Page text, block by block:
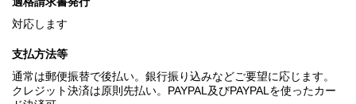
対応します
支払方法等
通常は郵便振替で後払い。銀行振り込みなどご要望に応じます。
クレジット決済は原則先払い。PAYPAL及びPAYPALを使ったカー